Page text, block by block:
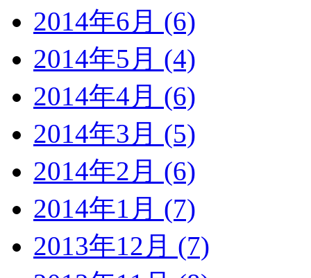
2014年6月 (6)
2014年5月 (4)
2014年4月 (6)
2014年3月 (5)
2014年2月 (6)
2014年1月 (7)
2013年12月 (7)